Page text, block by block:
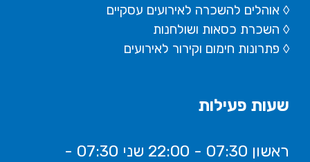
◊ אוהלים להשכרה לאירועים עסקיים
◊ השכרת כסאות ושולחנות
◊ פתרונות חימום וקירור לאירועים
שעות פעילות
ראשון 07:30 - 22:00 שני 07:30 -